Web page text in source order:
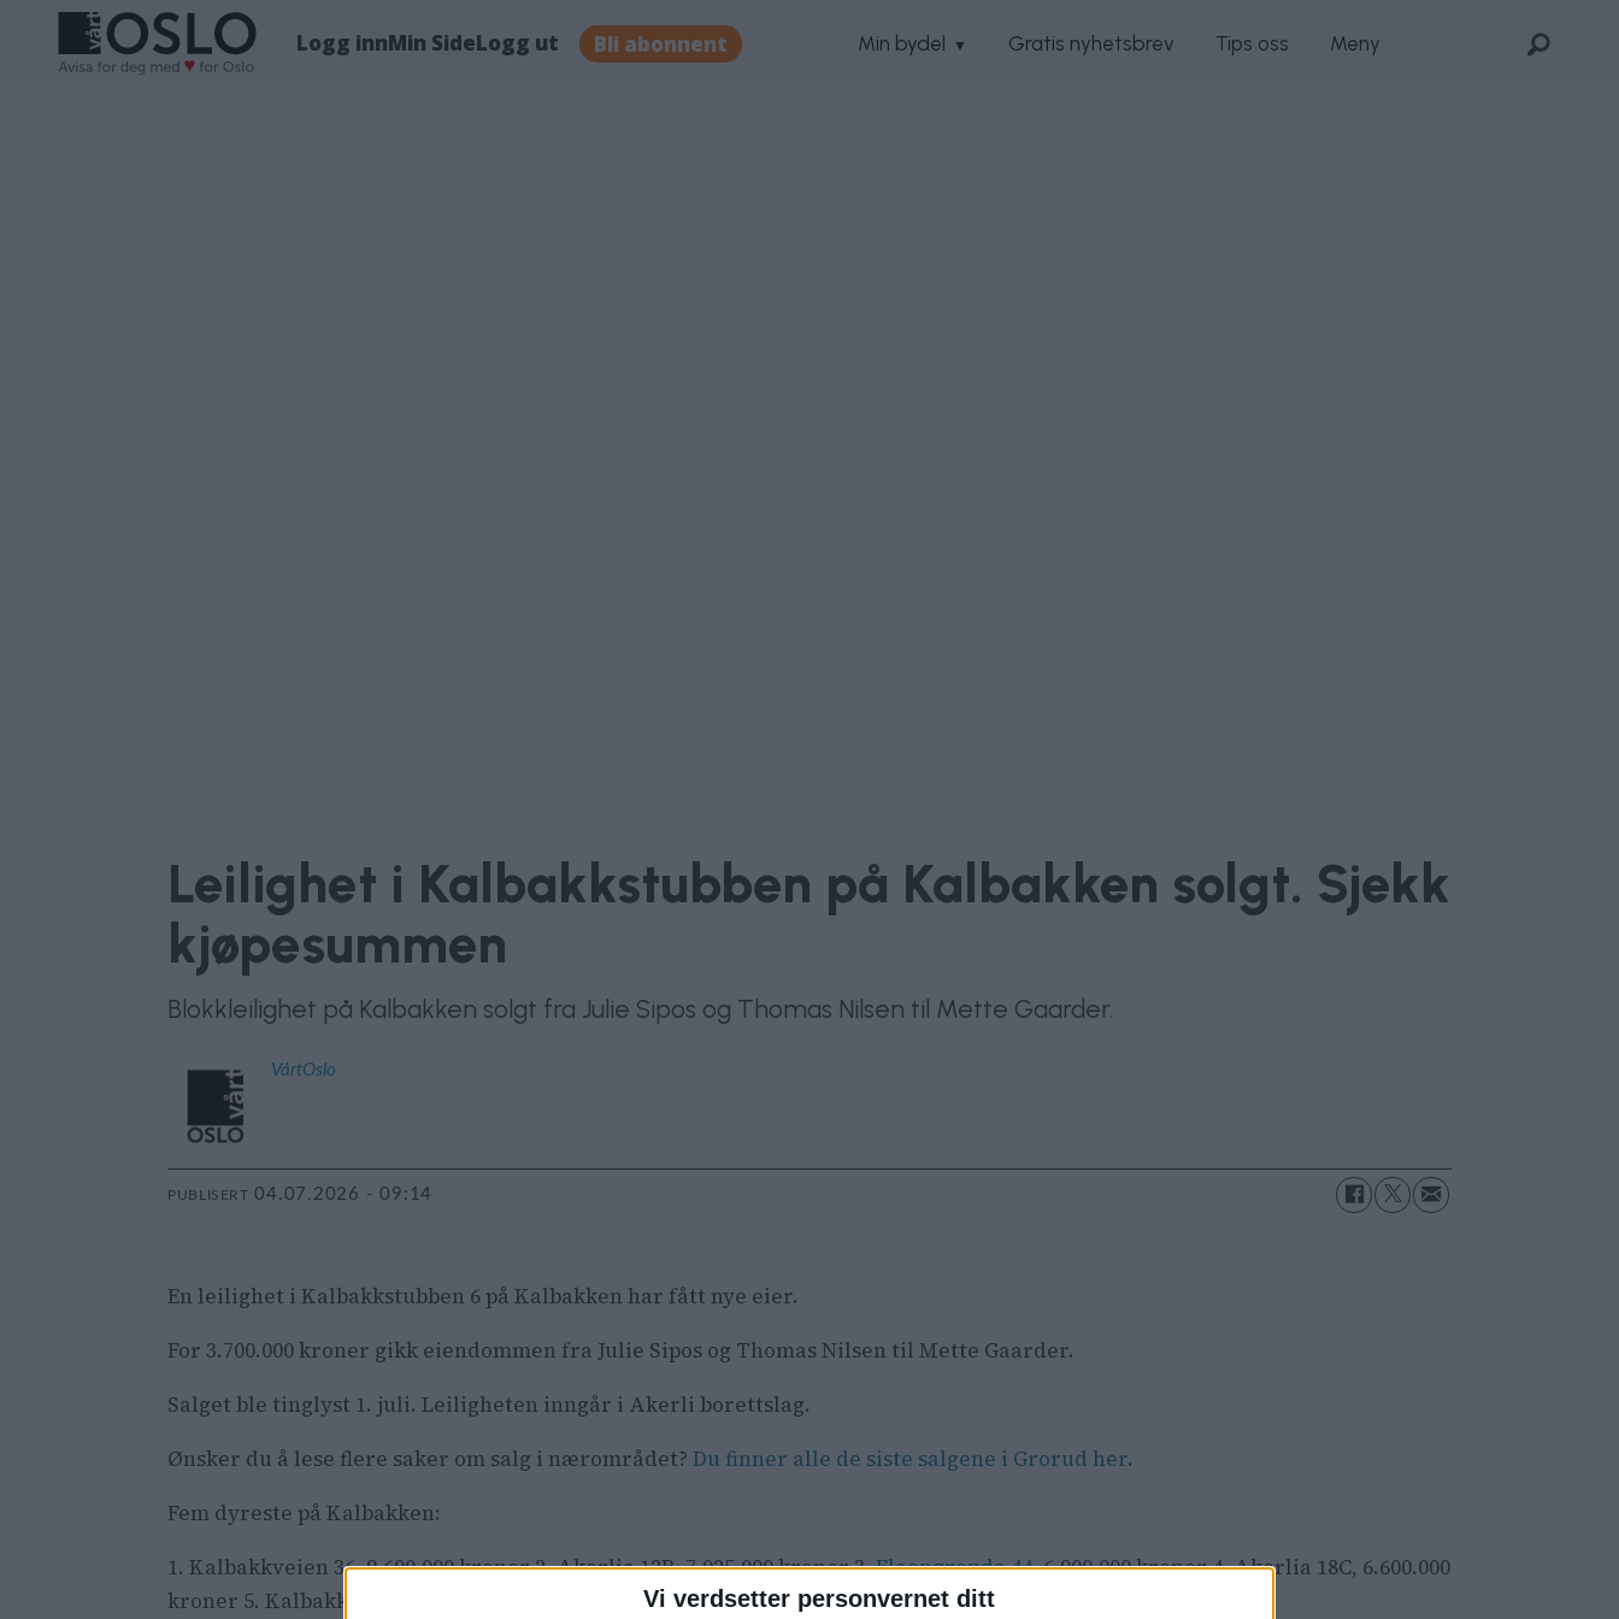
Vi verdsetter personvernet ditt
Logg innMin SideLogg ut Bli abonnent Min bydel Gratis nyhetsbrev Tips oss Meny
Leilighet i Kalbakkstubben på Kalbakken solgt. Sjekk
kjøpesummen
Blokkleilighet på Kalbakken solgt fra Julie Sipos og Thomas Nilsen til Mette Gaarder.
VårtOslo
PUBLISERT 04.07.2026 - 09:14
En leilighet i Kalbakkstubben 6 på Kalbakken har fått nye eier.
For 3.700.000 kroner gikk eiendommen fra Julie Sipos og Thomas Nilsen til Mette Gaarder.
Salget ble tinglyst 1. juli. Leiligheten inngår i Akerli borettslag.
Ønsker du å lese flere saker om salg i nærområdet?Du finner alle de siste salgene i Grorud her.
Fem dyreste på Kalbakken:
1. Kalbakkveien 36, 9.600.000 kroner 2. Akerlia 12B, 7.025.000 kroner 3.Flaengrenda 44, 6.900.000 kroner 4. Akerlia 18C, 6.600.000
kroner 5. Kalbakkveien 17, 5.500.000 kroner